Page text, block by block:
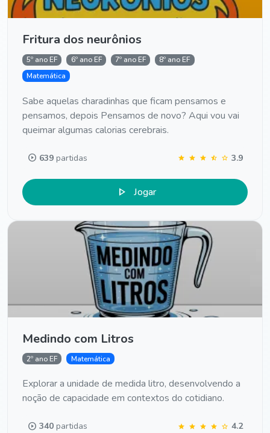
Fritura dos neurônios
5º ano EF 6º ano EF 7º ano EF
8º ano EF
Matemática
Sabe aquelas charadinhas que ficam pensamos e
pensamos, depois Pensamos de novo? Aqui vou vai
queimar algumas calorias cerebrais.
play_circle 639 partidas star star star star_half star 3.9
play_arrow Jogar
Medindo com Litros
2º ano EF Matemática
Explorar a unidade de medida litro, desenvolvendo a
noção de capacidade em contextos do cotidiano.
play_circle 340 partidas star star star star star 4.2